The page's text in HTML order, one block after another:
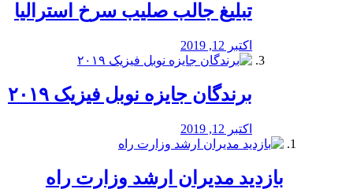
تبلیغ جالب صلیب سرخ استرالیا
اکتبر 12, 2019
برندگان جایزه نوبل فیزیک ۲۰۱۹
اکتبر 12, 2019
بازدید مدیران ارشد وزارت راه